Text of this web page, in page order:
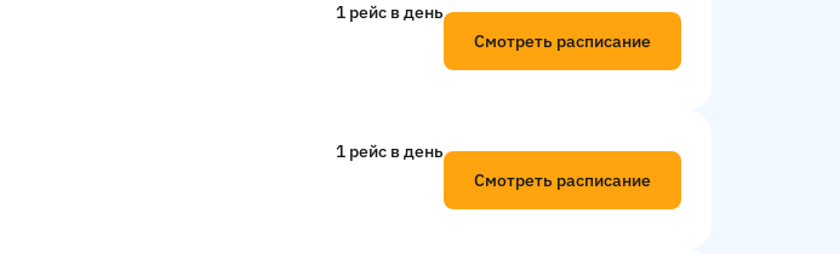
1 рейс в день
Смотреть расписание
1 рейс в день
Смотреть расписание